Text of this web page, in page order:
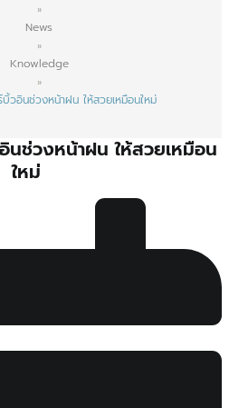
»
News
»
Knowledge
»
บิ้วอินช่วงหน้าฝน ให้สวยเหมือนใหม่
นช่วงหน้าฝน ให้สวยเหมือน
ใหม่